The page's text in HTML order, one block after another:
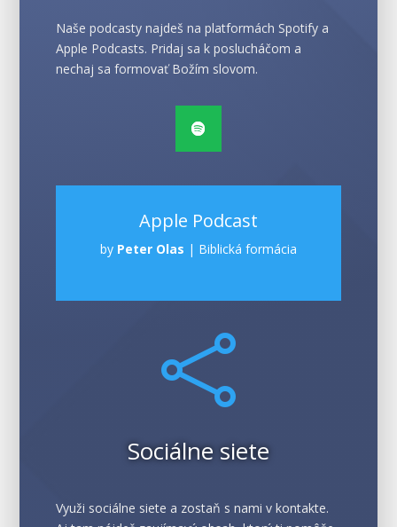
Naše podcasty najdeš na platformách Spotify a
Apple Podcasts. Pridaj sa k poslucháčom a
nechaj sa formovať Božím slovom.
Apple Podcast
by Peter Olas | Biblická formácia

Sociálne siete
Využi sociálne siete a zostaň s nami v kontakte.